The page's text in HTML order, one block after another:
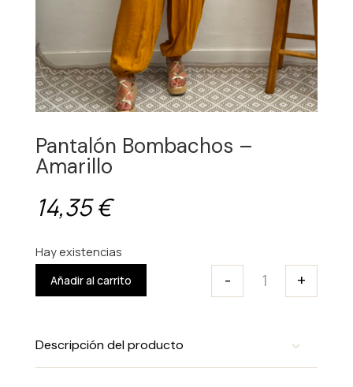
Pantalón Bombachos –
Amarillo
14,35€
Hay existencias
Pantalón
- +
Añadir al carrito
Descripción del producto